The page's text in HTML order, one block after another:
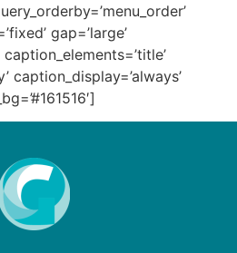
gap=’large’
caption_display=’always’